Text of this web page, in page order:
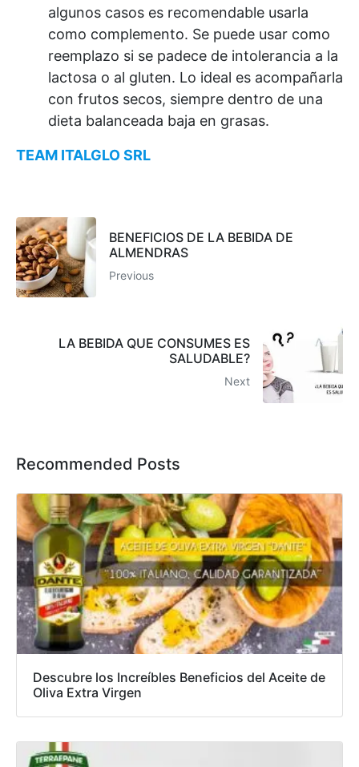
algunos casos es recomendable usarla
como complemento. Se puede usar como
reemplazo si se padece de intolerancia a la
lactosa o al gluten. Lo ideal es acompañarla
con frutos secos, siempre dentro de una
dieta balanceada baja en grasas.
TEAM ITALGLO SRL
BENEFICIOS DE LA BEBIDA DE
ALMENDRAS
Previous
LA BEBIDA QUE CONSUMES ES
SALUDABLE?
Next
Recommended Posts
Descubre los Increíbles Beneficios del Aceite de
Oliva Extra Virgen​